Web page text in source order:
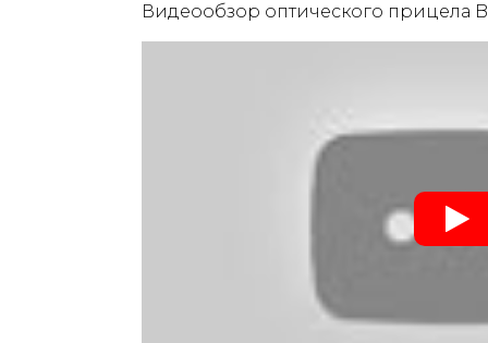
Видеообзор оптического прицела